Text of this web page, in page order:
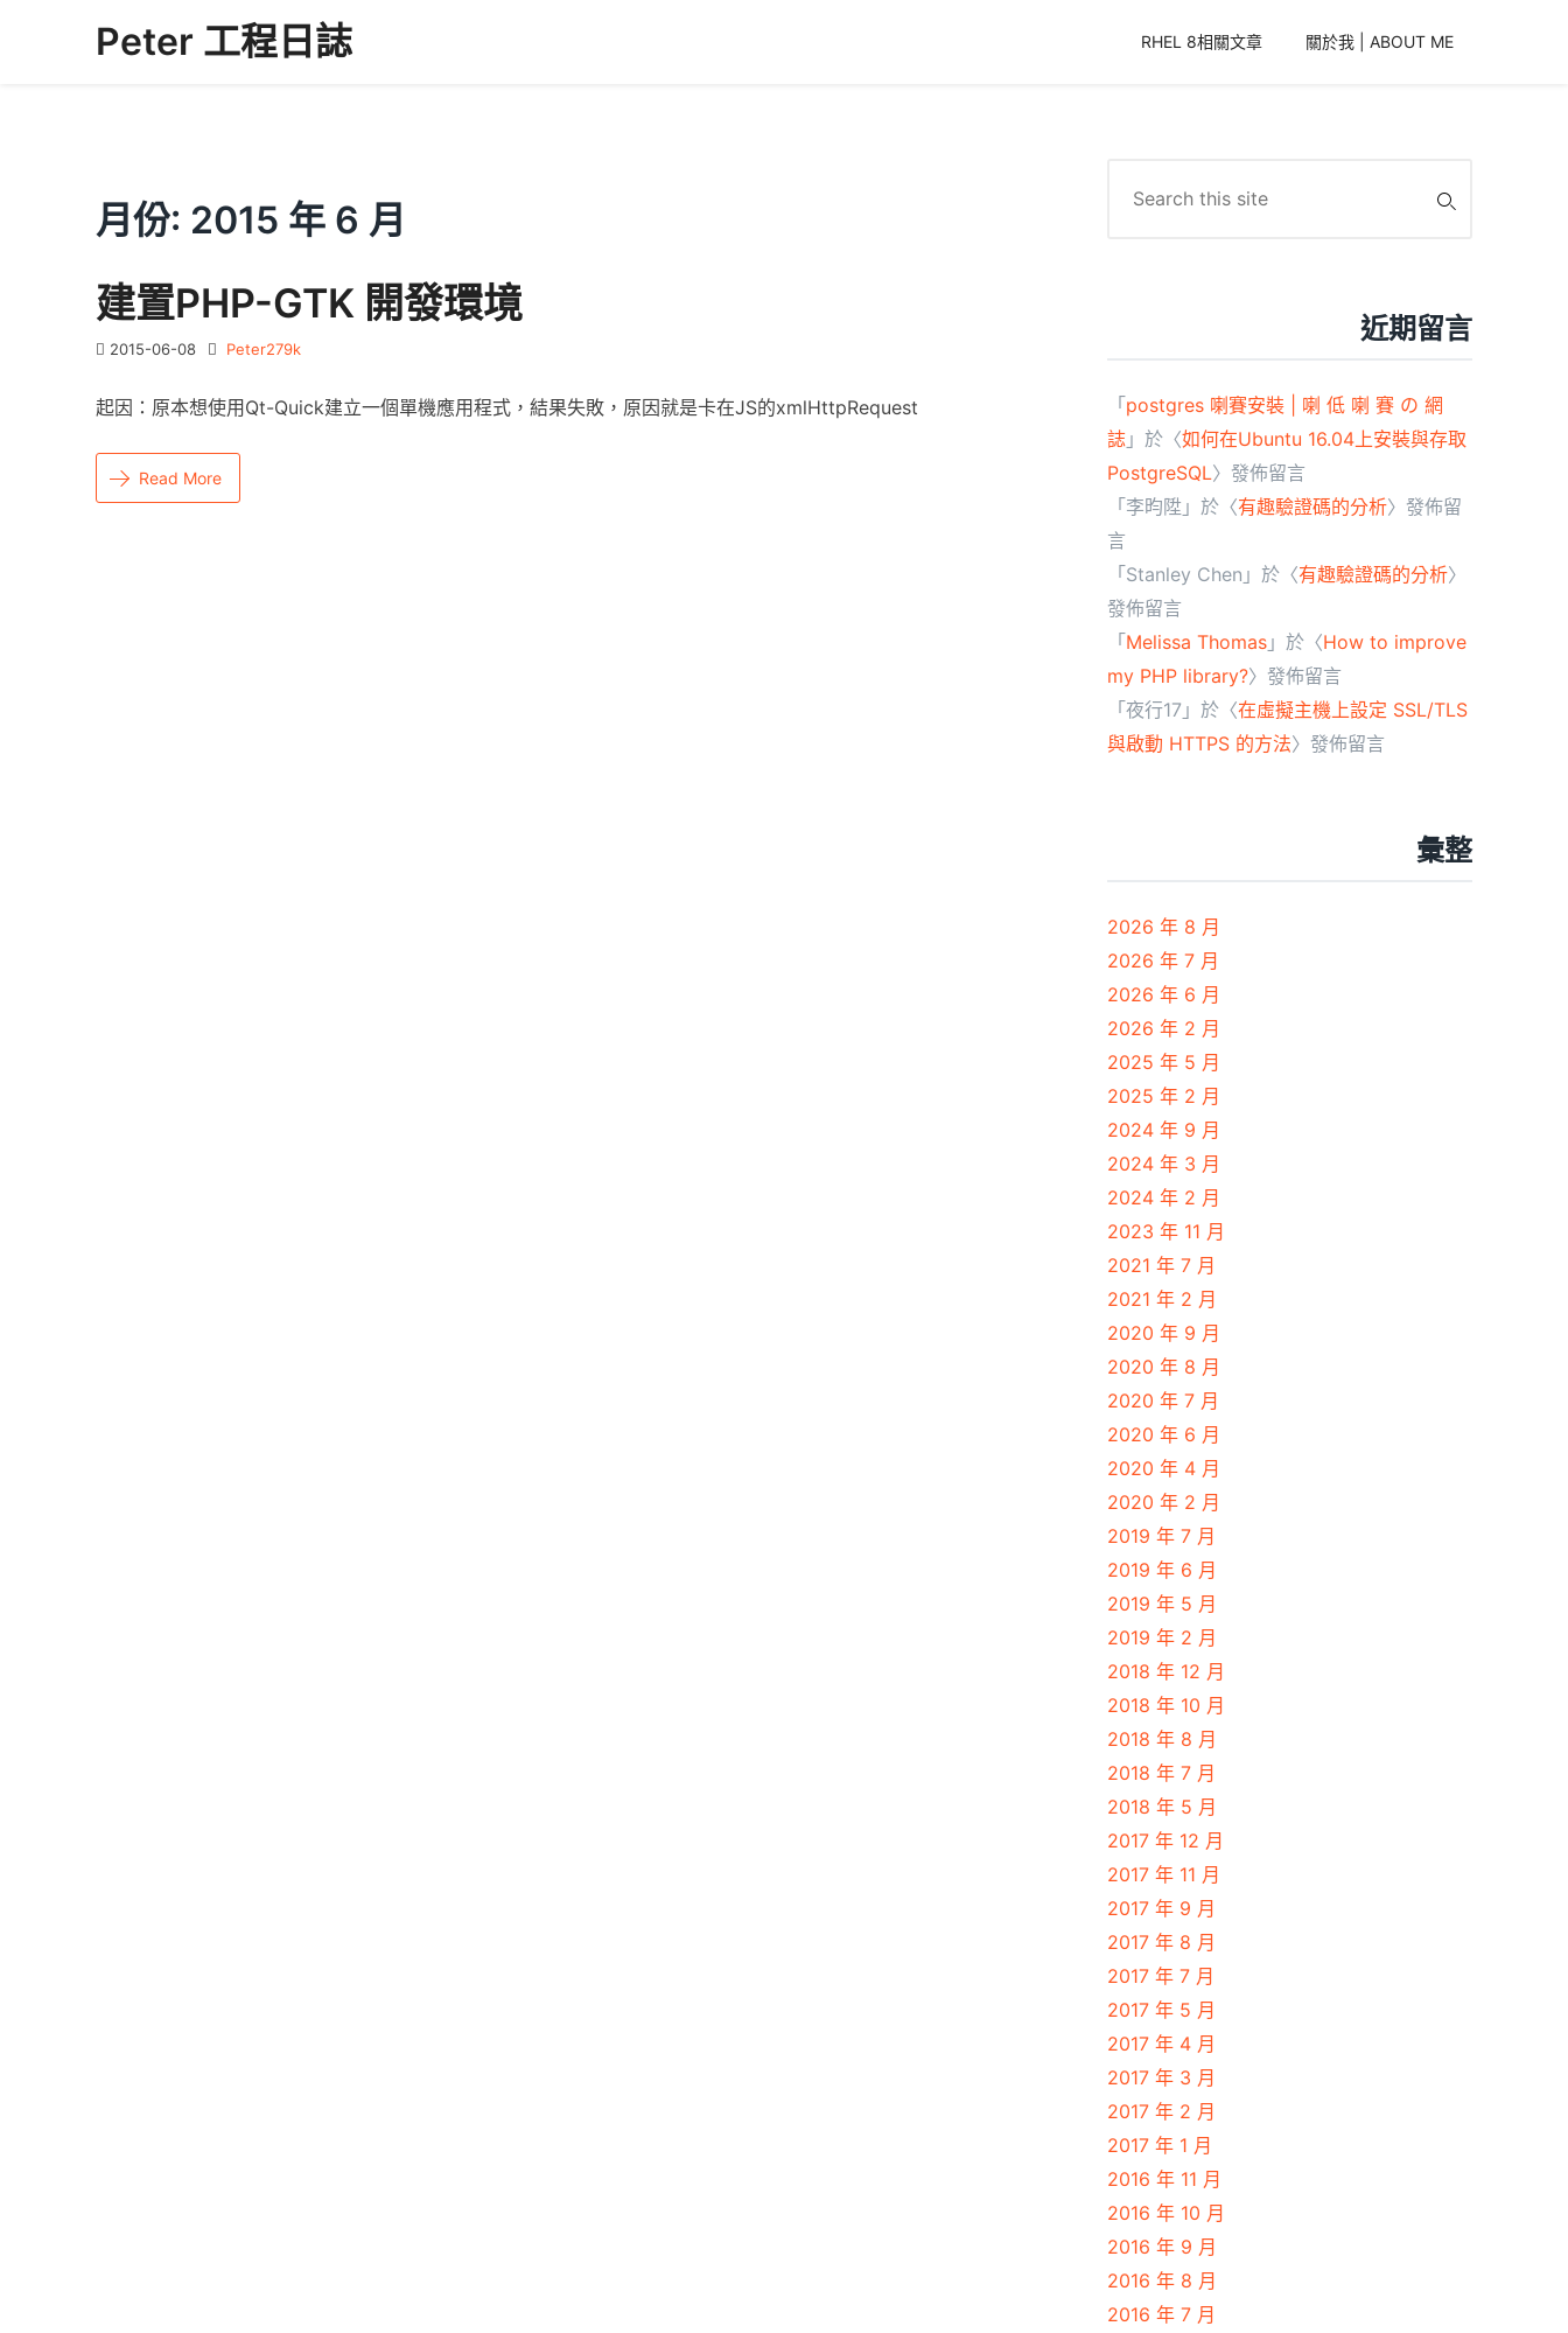
Peter 工程日誌 RHEL 8相關文章 關於我 | ABOUT ME
月份: 2015 年 6 月
建置PHP-GTK 開發環境
2015-06-08 Peter279k
起因：原本想使用Qt-Quick建立一個單機應用程式，結果失敗，原因就是卡在JS的xmlHttpRequest
Read More
for:
近期留言
「 postgres 喇賽安裝 | 喇 低 喇 賽 の 網
誌 」於〈如何在Ubuntu 16.04上安裝與存取
PostgreSQL〉發佈留言
「 李昀陞 」於〈有趣驗證碼的分析〉發佈留
言
「 Stanley Chen 」於〈有趣驗證碼的分析〉
發佈留言
「 Melissa Thomas 」於〈How to improve
my PHP library?〉發佈留言
「夜行17 」於〈在虛擬主機上設定 SSL/TLS
與啟動 HTTPS 的方法〉發佈留言
彙整
2026 年 8 月
2026 年 7 月
2026 年 6 月
2026 年 2 月
2025 年 5 月
2025 年 2 月
2024 年 9 月
2024 年 3 月
2024 年 2 月
2023 年 11 月
2021 年 7 月
2021 年 2 月
2020 年 9 月
2020 年 8 月
2020 年 7 月
2020 年 6 月
2020 年 4 月
2020 年 2 月
2019 年 7 月
2019 年 6 月
2019 年 5 月
2019 年 2 月
2018 年 12 月
2018 年 10 月
2018 年 8 月
2018 年 7 月
2018 年 5 月
2017 年 12 月
2017 年 11 月
2017 年 9 月
2017 年 8 月
2017 年 7 月
2017 年 5 月
2017 年 4 月
2017 年 3 月
2017 年 2 月
2017 年 1 月
2016 年 11 月
2016 年 10 月
2016 年 9 月
2016 年 8 月
2016 年 7 月